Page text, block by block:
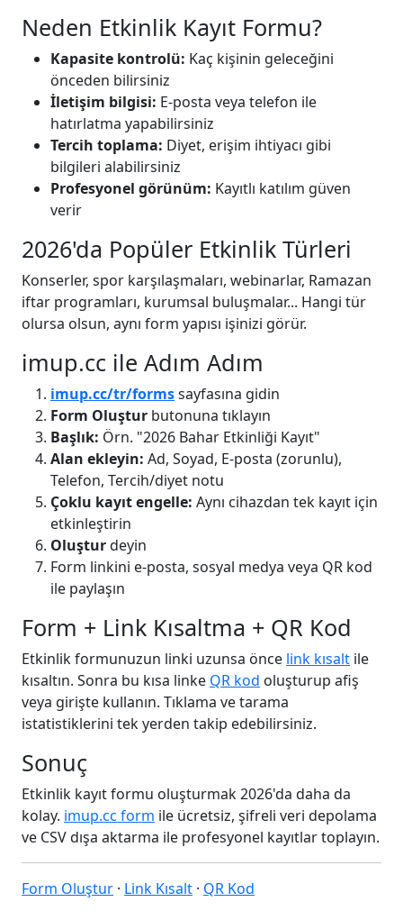
Neden Etkinlik Kayıt Formu?
Kapasite kontrolü: Kaç kişinin geleceğini
önceden bilirsiniz
İletişim bilgisi: E-posta veya telefon ile
hatırlatma yapabilirsiniz
Tercih toplama: Diyet, erişim ihtiyacı gibi
bilgileri alabilirsiniz
Profesyonel görünüm: Kayıtlı katılım güven
verir
2026'da Popüler Etkinlik Türleri
Konserler, spor karşılaşmaları, webinarlar, Ramazan
iftar programları, kurumsal buluşmalar... Hangi tür
olursa olsun, aynı form yapısı işinizi görür.
imup.cc ile Adım Adım
imup.cc/tr/formssayfasına gidin
Form Oluştur butonuna tıklayın
Başlık: Örn. "2026 Bahar Etkinliği Kayıt"
Alan ekleyin: Ad, Soyad, E-posta (zorunlu),
Telefon, Tercih/diyet notu
Çoklu kayıt engelle: Aynı cihazdan tek kayıt için
etkinleştirin
Oluşturdeyin
Form linkini e-posta, sosyal medya veya QR kod
ile paylaşın
Form + Link Kısaltma + QR Kod
Etkinlik formunuzun linki uzunsa önce link kısalt ile
kısaltın. Sonra bu kısa linke QR kod oluşturup afiş
veya girişte kullanın. Tıklama ve tarama
istatistiklerini tek yerden takip edebilirsiniz.
Sonuç
Etkinlik kayıt formu oluşturmak 2026'da daha da
kolay. imup.cc form ile ücretsiz, şifreli veri depolama
ve CSV dışa aktarma ile profesyonel kayıtlar toplayın.
Form Oluştur · Link Kısalt · QR Kod